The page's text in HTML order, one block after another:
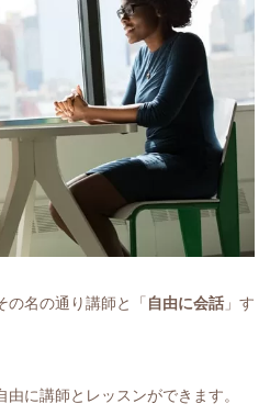
の名の通り講師と「 自由に会話 」す
に講師とレッスンができます。